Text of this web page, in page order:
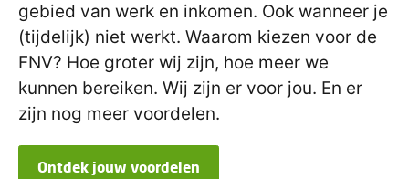
gebied van werk en inkomen. Ook wanneer je
(tijdelijk) niet werkt. Waarom kiezen voor de
FNV? Hoe groter wij zijn, hoe meer we
kunnen bereiken. Wij zijn er voor jou. En er
zijn nog meer voordelen.
Ontdek jouw voordelen